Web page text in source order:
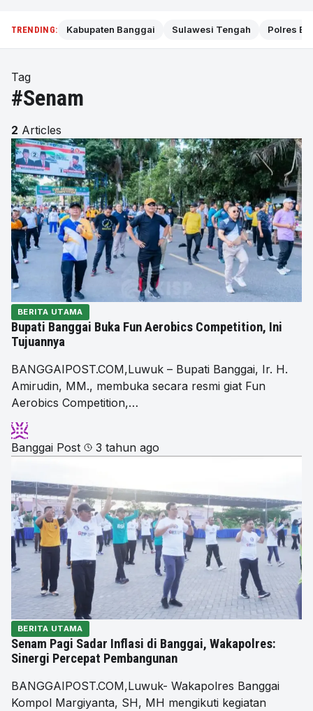
TRENDING: Kabupaten Banggai Sulawesi Tengah Polres
Tag
#Senam
2 Articles
BERITA UTAMA
Bupati Banggai Buka Fun Aerobics Competition, Ini
Tujuannya
BANGGAIPOST.COM,Luwuk – Bupati Banggai, Ir. H.
Amirudin, MM., membuka secara resmi giat Fun
Aerobics Competition,…
Banggai Post 3 tahun ago
BERITA UTAMA
Senam Pagi Sadar Inflasi di Banggai, Wakapolres:
Sinergi Percepat Pembangunan
BANGGAIPOST.COM,Luwuk- Wakapolres Banggai
Kompol Margiyanta, SH, MH mengikuti kegiatan